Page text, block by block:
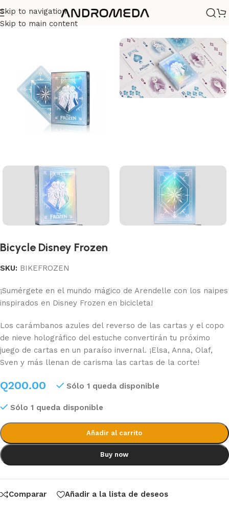
Skip to navigation
Skip to main content
Casa/ Barajas/Diseño
Bicycle Disney Frozen
SKU: BIKEFROZEN
¡Sumérgete en el mundo mágico de Arendelle con los naipes
inspirados en Disney Frozen en bicicleta!
Los carámbanos azules del reverso de las cartas y el copo
de nieve holográfico del estuche convertirán tu próximo
juego de cartas en un paraíso invernal. ¡Elsa, Anna, Olaf,
Sven y más llenan de carisma las cartas de la corte!
Q200.00 Sólo 1 queda disponible
Sólo 1 queda disponible
Añadir al carrito
Buy now
Comparar Añadir a la lista de deseos